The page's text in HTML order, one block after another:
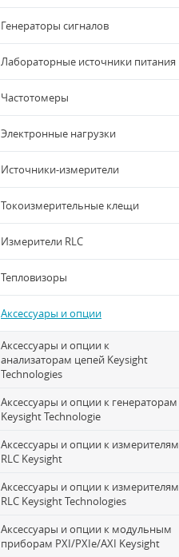
Генераторы сигналов
Лабораторные источники питания
Частотомеры
Электронные нагрузки
Источники-измерители
Токоизмерительные клещи
Измерители RLC
Тепловизоры
Аксессуары и опции
Аксессуары и опции к
анализаторам цепей Keysight
Technologies
Аксессуары и опции к генераторам
Keysight Technologie
Аксессуары и опции к измерителям
RLC Keysight
Аксессуары и опции к измерителям
RLC Keysight Technologies
Аксессуары и опции к модульным
приборам PXI/PXIe/AXI Keysight